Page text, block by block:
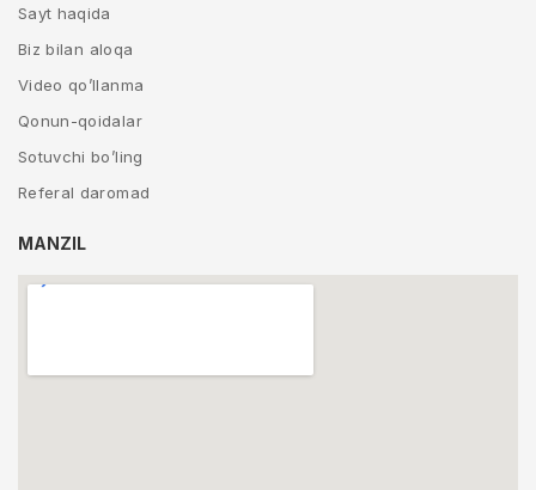
Sayt haqida
Biz bilan aloqa
Video qo’llanma
Qonun-qoidalar
Sotuvchi bo’ling
Referal daromad
MANZIL